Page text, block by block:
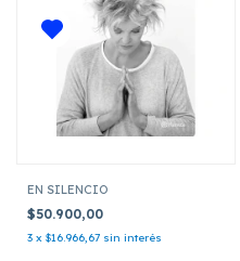
EN SILENCIO
$50.900,00
3 x $16.966,67 sin interés